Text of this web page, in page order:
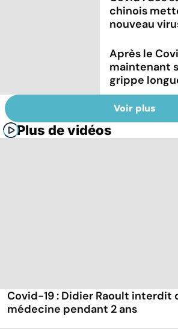
chinois
nouveau
Après le
maintenant
grippe
Voir plus
Plus de vidéos
Covid-19 : Didier Raoult interdit
médecine pendant 2 ans